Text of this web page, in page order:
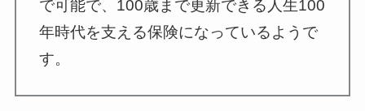
で可能で、100歳まで更新できる人生100
年時代を支える保険になっているようで
す。